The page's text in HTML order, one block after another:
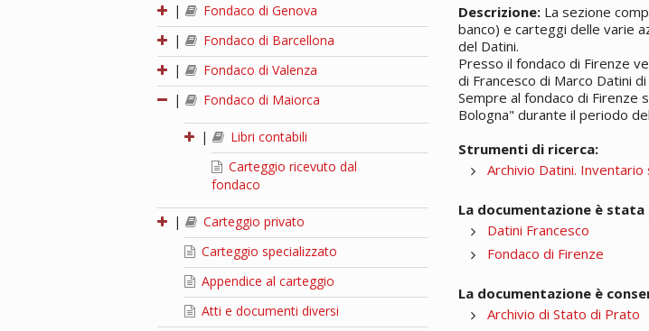
|
Fondaco di Genova
|
Fondaco di Barcellona
|
Fondaco di Valenza
|
Fondaco di Maiorca
|
Libri contabili
Carteggio ricevuto dal
fondaco
|
Carteggio privato
Carteggio specializzato
Appendice al carteggio
Atti e documenti diversi
Descrizione: La sezione
banco) e carteggi delle varie
del Datini.
Presso il fondaco di Firenze
di Francesco di Marco Datini di
Sempre al fondaco di Firenze
Bologna" durante il periodo
Strumenti di ricerca:
Archivio Datini. Inventario
La documentazione è
Datini Francesco
Fondaco di Firenze
La documentazione è
Archivio di Stato di Prato